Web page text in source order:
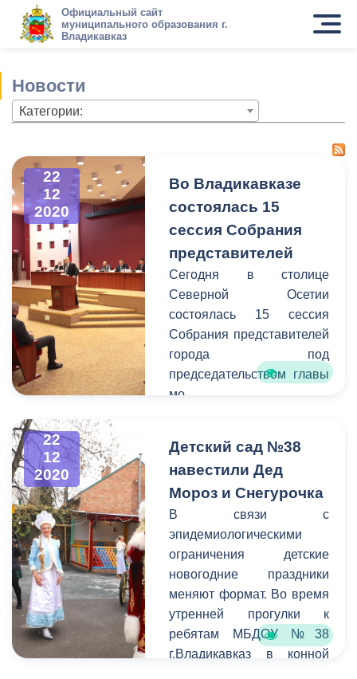
Официальный сайт
муниципального образования г.
Владикавказ
Новости
Категории:
22
12
2020
Во Владикавказе
состоялась 15
сессия Собрания
представителей
Сегодня в столице
Северной Осетии
состоялась 15 сессия
Собрания представителей
города под
председательством главы
мо
приняли участие
Заместитель
Председателя
Парламента Республики
Северная Осетия –
Алания Батраз Билаонов,
глава администрации
местного самоуправления
города Тамерлан
Фарниев, прокурор
Иристонского района по г.
22
12
2020
Детский сад №38
навестили Дед
Мороз и Снегурочка
В связи с
эпидемиологическими
ограничения детские
новогодние праздники
меняют формат. Во время
утренней прогулки к
ребятам МБДОУ №38
г.Владикавказ в конной